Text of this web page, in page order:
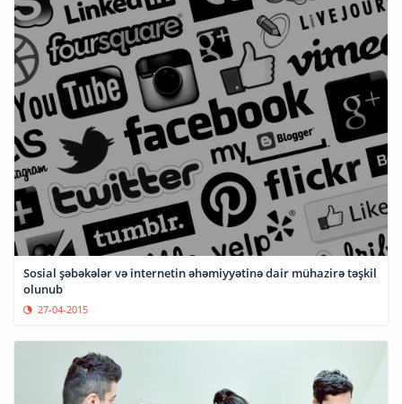
Sosial şəbəkələr və internetin əhəmiyyətinə dair mühazirə təşkil
olunub
27-04-2015